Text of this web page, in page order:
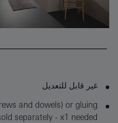
غير قابل للتعديل
and dowels) or gluing
separately - x1 needed)